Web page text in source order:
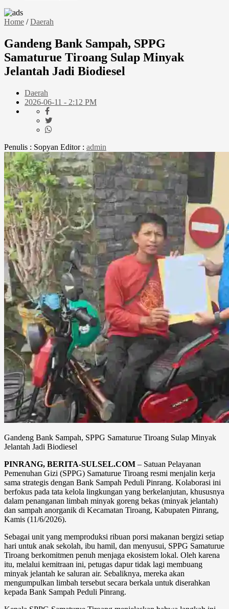
Home /Daerah
Gandeng Bank Sampah, SPPG
Samaturue Tiroang Sulap Minyak
Jelantah Jadi Biodiesel
Daerah
2026-06-11 - 2:12 PM
Penulis : Sopyan Editor : admin
Gandeng Bank Sampah, SPPG Samaturue Tiroang Sulap Minyak
Jelantah Jadi Biodiesel
PINRANG, BERITA-SULSEL.COM – Satuan Pelayanan
Pemenuhan Gizi (SPPG) Samaturue Tiroang resmi menjalin kerja
sama strategis dengan Bank Sampah Peduli Pinrang. Kolaborasi ini
berfokus pada tata kelola lingkungan yang berkelanjutan, khususnya
dalam penanganan limbah minyak goreng bekas (minyak jelantah)
dan sampah anorganik di Kecamatan Tiroang, Kabupaten Pinrang,
Kamis (11/6/2026).
Sebagai unit yang memproduksi ribuan porsi makanan bergizi setiap
hari untuk anak sekolah, ibu hamil, dan menyusui, SPPG Samaturue
Tiroang berkomitmen penuh menjaga ekosistem lokal. Oleh karena
itu, melalui kemitraan ini, petugas dapur tidak lagi membuang
minyak jelantah ke saluran air. Sebaliknya, mereka akan
mengumpulkan limbah tersebut secara berkala untuk diserahkan
kepada Bank Sampah Peduli Pinrang.